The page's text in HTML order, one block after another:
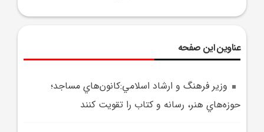
عناوین این صفحه
وزير فرهنگ و ارشاد اسلامي:کانون‌هاي مساجد؛
حوزه‌هاي هنر، رسانه و کتاب را تقويت کنند